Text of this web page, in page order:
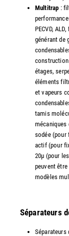
Multitrap :
PECVD,
générant de
étages,
éléments
et vapeurs
tamis
mécaniques
sodée (pour
actif (pour
20µ (pour
peuvent
modèles
Séparateurs
Séparateurs